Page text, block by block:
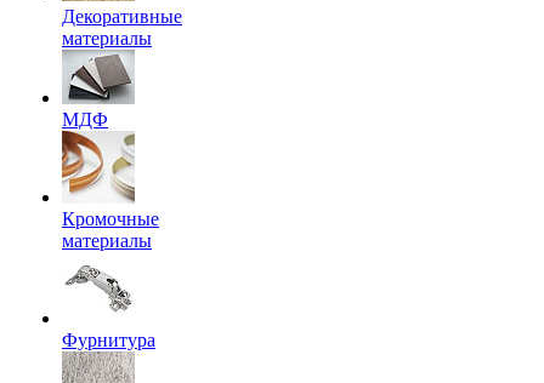
Декоративные
материалы
МДФ
Кромочные
материалы
Фурнитура